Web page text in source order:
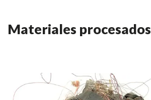
Materiales procesados